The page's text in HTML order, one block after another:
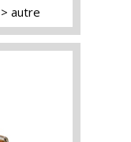
autre